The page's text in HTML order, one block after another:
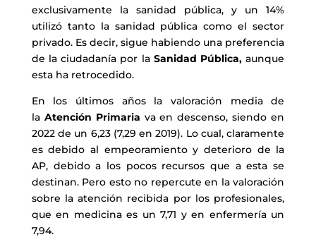
exclusivamente la sanidad pública, y un 14%
utilizó tanto la sanidad pública como el sector
privado. Es decir, sigue habiendo una preferencia
de la ciudadanía por la Sanidad Pública, aunque
esta ha retrocedido.
En los últimos años la valoración media de
la Atención Primaria va en descenso, siendo en
2022 de un 6,23 (7,29 en 2019). Lo cual, claramente
es debido al empeoramiento y deterioro de la
AP, debido a los pocos recursos que a esta se
destinan. Pero esto no repercute en la valoración
sobre la atención recibida por los profesionales,
que en medicina es un 7,71 y en enfermería un
7,94.